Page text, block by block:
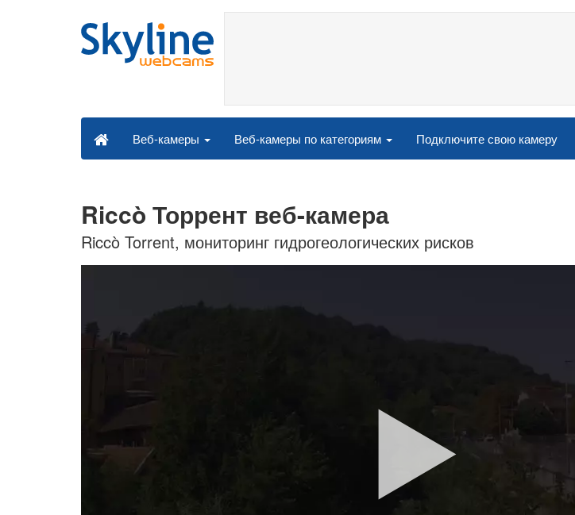
Веб-камеры Веб-камеры по категориям Подключите свою камеру
Riccò Торрент веб-камера
Riccò Torrent, мониторинг гидрогеологических рисков